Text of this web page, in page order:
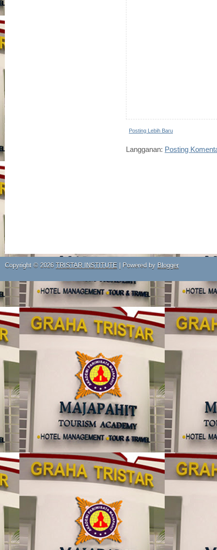
Posting Lebih Baru
Langganan: Posting
Copyright © 2026 TRISTAR INSTITUTE | Powered by Blogger